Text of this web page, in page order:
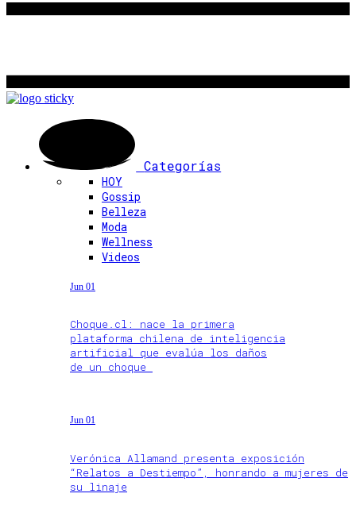
Categorías
HOY
Gossip
Belleza
Moda
Wellness
Videos
Jun 01
Choque.cl: nace la primera
plataforma chilena de inteligencia
artificial que evalúa los daños
de un choque
Jun 01
Verónica Allamand presenta exposición
“Relatos a Destiempo”, honrando a mujeres de
su linaje